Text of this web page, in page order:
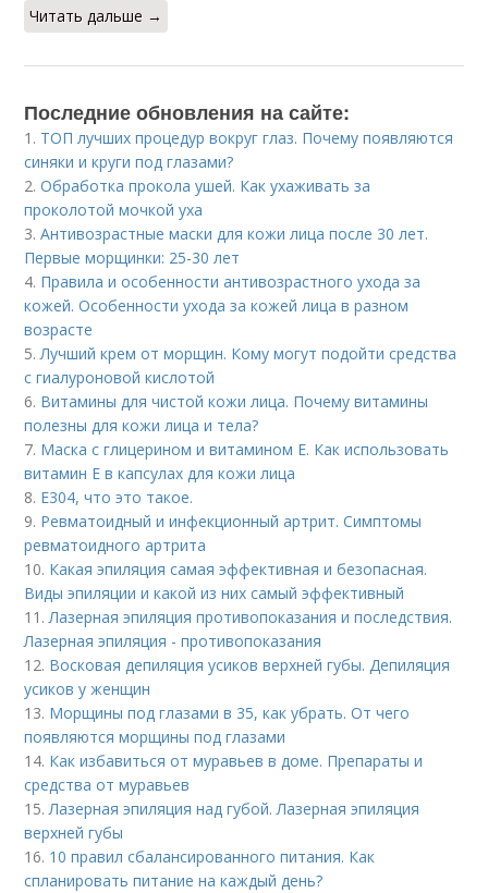
Читать дальше →
Последние обновления на сайте:
1. ТОП лучших процедур вокруг глаз. Почему появляются
синяки и круги под глазами?
2.Обработка прокола ушей. Как ухаживать за
проколотой мочкой уха
3.Антивозрастные маски для кожи лица после 30 лет.
Первые морщинки: 25-30 лет
4. Правила и особенности антивозрастного ухода за
кожей. Особенности ухода за кожей лица в разном
возрасте
5.Лучший крем от морщин. Кому могут подойти средства
с гиалуроновой кислотой
6. Витамины для чистой кожи лица. Почему витамины
полезны для кожи лица и тела?
7. Маска с глицерином и витамином Е. Как использовать
витамин E в капсулах для кожи лица
8. Е304, что это такое.
9. Ревматоидный и инфекционный артрит. Симптомы
ревматоидного артрита
10. Какая эпиляция самая эффективная и безопасная.
Виды эпиляции и какой из них самый эффективный
11.Лазерная эпиляция противопоказания и последствия.
Лазерная эпиляция - противопоказания
12. Восковая депиляция усиков верхней губы. Депиляция
усиков у женщин
13. Морщины под глазами в 35, как убрать. От чего
появляются морщины под глазами
14. Как избавиться от муравьев в доме. Препараты и
средства от муравьев
15.Лазерная эпиляция над губой. Лазерная эпиляция
верхней губы
16. 10 правил сбалансированного питания. Как
спланировать питание на каждый день?